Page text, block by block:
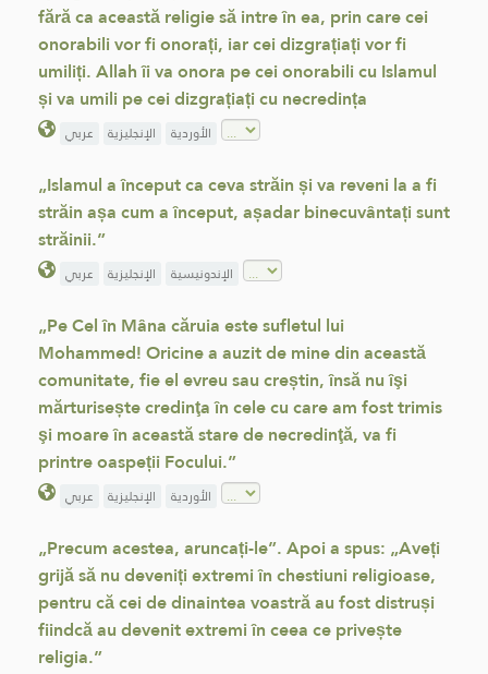
fără ca această religie să intre în ea, prin care cei
onorabili vor fi onorați, iar cei dizgrațiați vor fi
umiliți. Allah îi va onora pe cei onorabili cu Islamul
și va umili pe cei dizgrațiați cu necredința
عربي الإنجليزية الأوردية
„Islamul a început ca ceva străin și va reveni la a fi
străin așa cum a început, așadar binecuvântați sunt
străinii.”
عربي الإنجليزية الإندونيسية
„Pe Cel în Mâna căruia este sufletul lui
Mohammed! Oricine a auzit de mine din această
comunitate, fie el evreu sau creștin, însă nu îşi
mărturisește credinţa în cele cu care am fost trimis
şi moare în această stare de necredinţă, va fi
printre oaspeții Focului.”
عربي الإنجليزية الأوردية
„Precum acestea, aruncați-le”. Apoi a spus: „Aveți
grijă să nu deveniți extremi în chestiuni religioase,
pentru că cei de dinaintea voastră au fost distruși
fiindcă au devenit extremi în ceea ce privește
religia.”